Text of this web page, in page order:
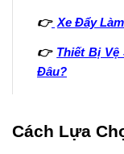
👉 Xe Đẩy
👉 Thiết Bị Vệ
Đâu?
Cách Lựa